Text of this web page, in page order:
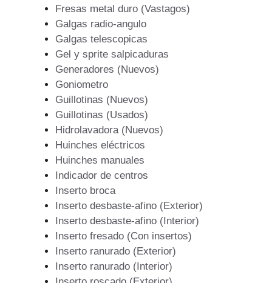
Fresas metal duro (Vastagos)
Galgas radio-angulo
Galgas telescopicas
Gel y sprite salpicaduras
Generadores (Nuevos)
Goniometro
Guillotinas (Nuevos)
Guillotinas (Usados)
Hidrolavadora (Nuevos)
Huinches eléctricos
Huinches manuales
Indicador de centros
Inserto broca
Inserto desbaste-afino (Exterior)
Inserto desbaste-afino (Interior)
Inserto fresado (Con insertos)
Inserto ranurado (Exterior)
Inserto ranurado (Interior)